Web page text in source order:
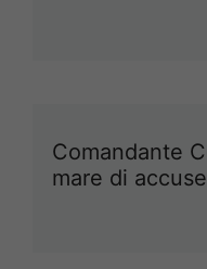
Comandante
mare di accuse